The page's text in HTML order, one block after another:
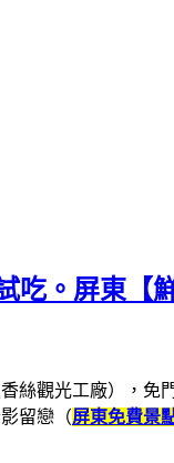
。屏東【
絲觀光工廠），
留戀（屏東免費景